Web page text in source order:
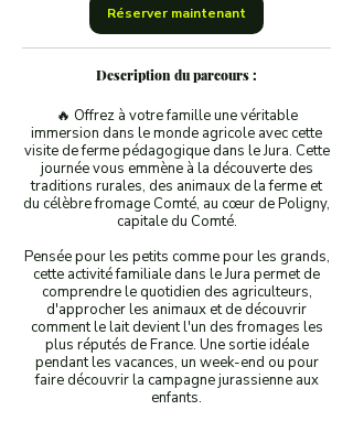
Réserver maintenant
Description du parcours :
🔥 Offrez à votre famille une véritable
immersion dans le monde agricole avec cette
visite de ferme pédagogique dans le Jura. Cette
journée vous emmène à la découverte des
traditions rurales, des animaux de la ferme et
du célèbre fromage Comté, au cœur de Poligny,
capitale du Comté.
Pensée pour les petits comme pour les grands,
cette activité familiale dans le Jura permet de
comprendre le quotidien des agriculteurs,
d'approcher les animaux et de découvrir
comment le lait devient l'un des fromages les
plus réputés de France. Une sortie idéale
pendant les vacances, un week-end ou pour
faire découvrir la campagne jurassienne aux
enfants.